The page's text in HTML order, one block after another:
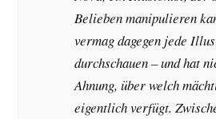
Belieben manipulieren
vermag dagegen jede
durchschauen – und hat
Ahnung, über welch
eigentlich verfügt.